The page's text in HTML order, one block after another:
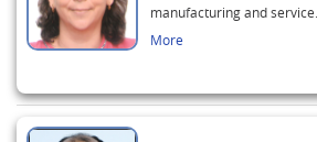
manufacturing and service…
More